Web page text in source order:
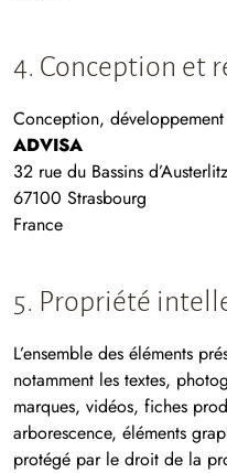
4. Conception et
Conception,
ADVISA
32 rue du Bassins d’Austerlitz
67100 Strasbourg
France
5. Propriété
L’ensemble des éléments
notamment les textes,
marques, vidéos, fiches
arborescence, éléments
protégé par le droit de la